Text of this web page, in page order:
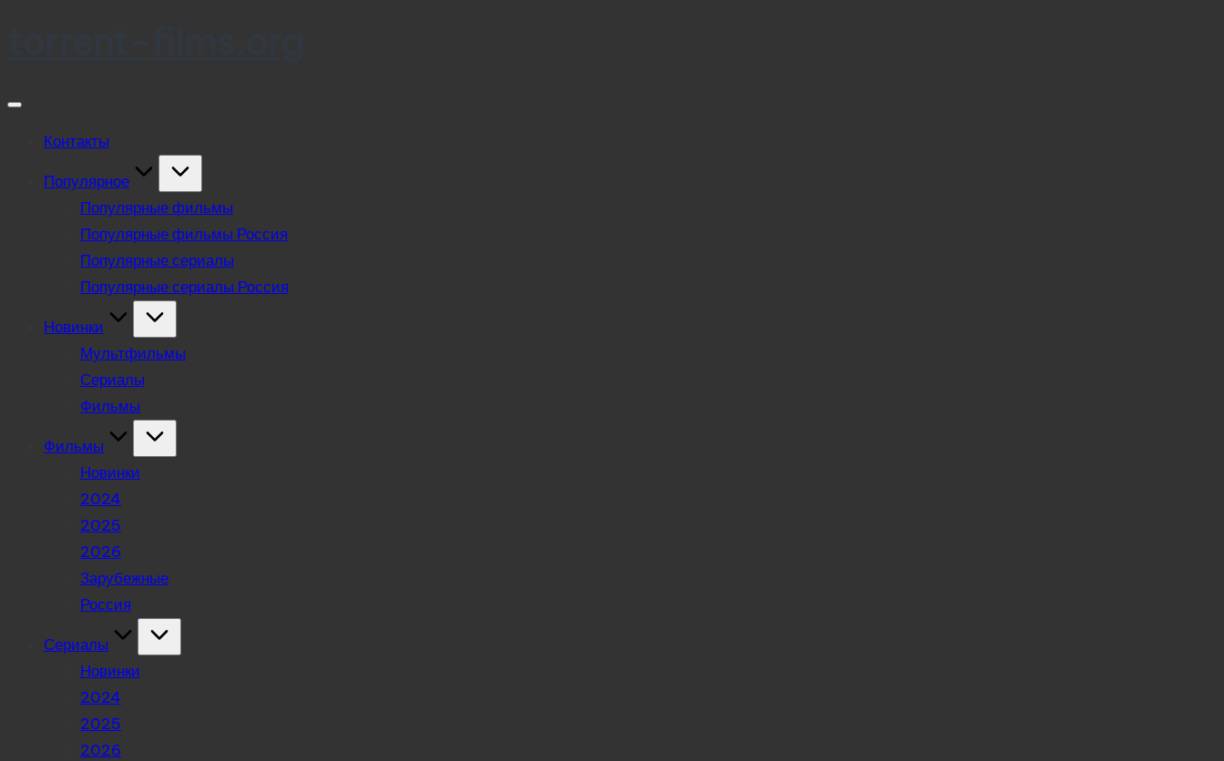
Контакты
Популярное
Популярные фильмы
Популярные фильмы Россия
Популярные сериалы
Популярные сериалы Россия
Новинки
Мультфильмы
Сериалы
Фильмы
Фильмы
Новинки
2024
2025
2026
Зарубежные
Россия
Сериалы
Новинки
2024
2025
2026